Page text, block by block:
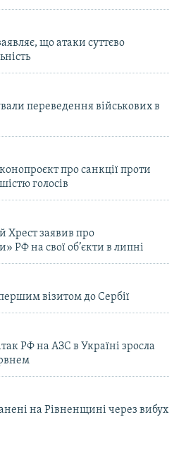
що атаки суттєво
переведення військових в
про санкції проти
голосів
Хрест заявив про
РФ на свої об’єкти в липні
візитом до Сербії
РФ на АЗС в Україні зросла
на Рівненщині через вибух